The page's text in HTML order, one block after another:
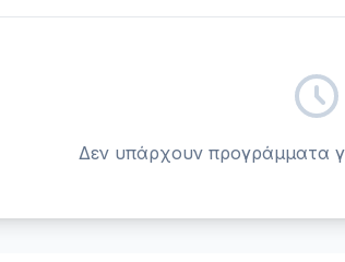
Δεν υπάρχουν προγράμματα